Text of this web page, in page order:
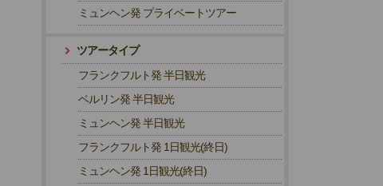
ミュンヘン発 プライベートツアー
ツアータイプ
フランクフルト発 半日観光
ベルリン発 半日観光
ミュンヘン発 半日観光
フランクフルト発 1日観光(終日)
ミュンヘン発 1日観光(終日)